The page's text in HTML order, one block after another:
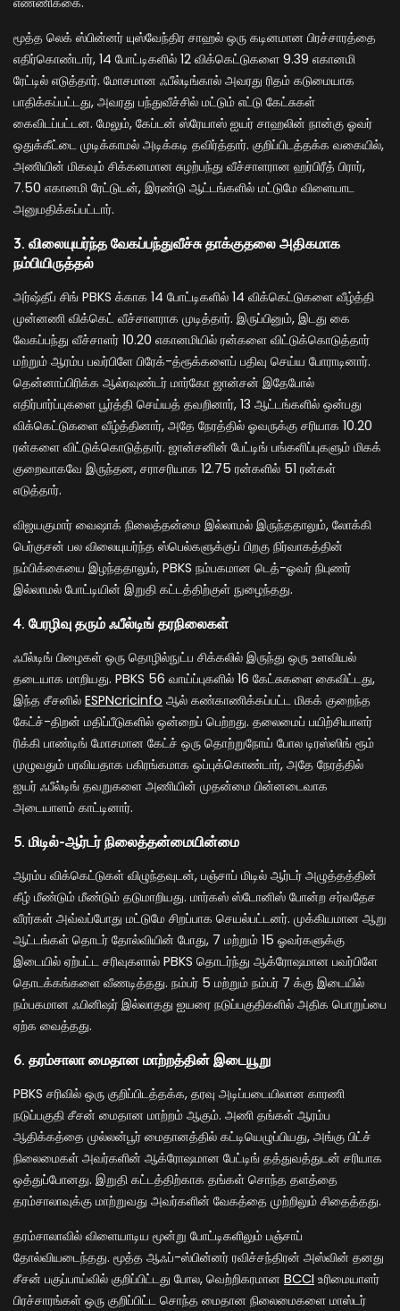
மூத்த லெக் ஸ்பின்னர் யுஸ்வேந்திர சாஹல் ஒரு கடினமான பிரச்சாரத்தை
எதிர்கொண்டார், 14 போட்டிகளில் 12 விக்கெட்டுகளை 9.39 எகானமி
ரேட்டில் எடுத்தார். மோசமான ஃபீல்டிங்கால் அவரது ரிதம் கடுமையாக
பாதிக்கப்பட்டது, அவரது பந்துவீச்சில் மட்டும் எட்டு கேட்சுகள்
கைவிடப்பட்டன. மேலும், கேப்டன் ஸ்ரேயாஸ் ஐயர் சாஹலின் நான்கு ஓவர்
ஒதுக்கீட்டை முடிக்காமல் அடிக்கடி தவிர்த்தார். குறிப்பிடத்தக்க வகையில்,
அணியின் மிகவும் சிக்கனமான சுழற்பந்து வீச்சாளரான ஹர்பிரீத் பிரார்,
7.50 எகானமி ரேட்டுடன், இரண்டு ஆட்டங்களில் மட்டுமே விளையாட
அனுமதிக்கப்பட்டார்.
3. விலையுயர்ந்த வேகப்பந்துவீச்சு தாக்குதலை அதிகமாக
நம்பியிருத்தல்
அர்ஷ்தீப் சிங் PBKS க்காக 14 போட்டிகளில் 14 விக்கெட்டுகளை வீழ்த்தி
முன்னணி விக்கெட் வீச்சாளராக முடித்தார். இருப்பினும், இடது கை
வேகப்பந்து வீச்சாளர் 10.20 எகானமியில் ரன்களை விட்டுக்கொடுத்தார்
மற்றும் ஆரம்ப பவர்பிளே பிரேக்-த்ரூக்களைப் பதிவு செய்ய போராடினார்.
தென்னாப்பிரிக்க ஆல்ரவுண்டர் மார்கோ ஜான்சன் இதேபோல்
எதிர்பார்ப்புகளை பூர்த்தி செய்யத் தவறினார், 13 ஆட்டங்களில் ஒன்பது
விக்கெட்டுகளை வீழ்த்தினார், அதே நேரத்தில் ஓவருக்கு சரியாக 10.20
ரன்களை விட்டுக்கொடுத்தார். ஜான்சனின் பேட்டிங் பங்களிப்புகளும் மிகக்
குறைவாகவே இருந்தன, சராசரியாக 12.75 ரன்களில் 51 ரன்கள்
எடுத்தார்.
விஜயகுமார் வைஷாக் நிலைத்தன்மை இல்லாமல் இருந்ததாலும், லோக்கி
பெர்குசன் பல விலையுயர்ந்த ஸ்பெல்களுக்குப் பிறகு நிர்வாகத்தின்
நம்பிக்கையை இழந்ததாலும், PBKS நம்பகமான டெத்-ஓவர் நிபுணர்
இல்லாமல் போட்டியின் இறுதி கட்டத்திற்குள் நுழைந்தது.
4. பேரழிவு தரும் ஃபீல்டிங் தரநிலைகள்
ஃபீல்டிங் பிழைகள் ஒரு தொழில்நுட்ப சிக்கலில் இருந்து ஒரு உளவியல்
தடையாக மாறியது. PBKS 56 வாய்ப்புகளில் 16 கேட்சுகளை கைவிட்டது,
இந்த சீசனில் ESPNcricinfo ஆல் கண்காணிக்கப்பட்ட மிகக் குறைந்த
கேட்ச்-திறன் மதிப்பீடுகளில் ஒன்றைப் பெற்றது. தலைமைப் பயிற்சியாளர்
ரிக்கி பாண்டிங் மோசமான கேட்ச் ஒரு தொற்றுநோய் போல டிரஸ்ஸிங் ரூம்
முழுவதும் பரவியதாக பகிரங்கமாக ஒப்புக்கொண்டார், அதே நேரத்தில்
ஐயர் ஃபீல்டிங் தவறுகளை அணியின் முதன்மை பின்னடைவாக
அடையாளம் காட்டினார்.
5. மிடில்-ஆர்டர் நிலைத்தன்மையின்மை
ஆரம்ப விக்கெட்டுகள் விழுந்தவுடன், பஞ்சாப் மிடில் ஆர்டர் அழுத்தத்தின்
கீழ் மீண்டும் மீண்டும் தடுமாறியது. மார்கஸ் ஸ்டோனிஸ் போன்ற சர்வதேச
வீரர்கள் அவ்வப்போது மட்டுமே சிறப்பாக செயல்பட்டனர். முக்கியமான ஆறு
ஆட்டங்கள் தொடர் தோல்வியின் போது, 7 மற்றும் 15 ஓவர்களுக்கு
இடையில் ஏற்பட்ட சரிவுகளால் PBKS தொடர்ந்து ஆக்ரோஷமான பவர்பிளே
தொடக்கங்களை வீணடித்தது. நம்பர் 5 மற்றும் நம்பர் 7 க்கு இடையில்
நம்பகமான ஃபினிஷர் இல்லாதது ஐயரை நடுப்பகுதிகளில் அதிக பொறுப்பை
ஏற்க வைத்தது.
6. தரம்சாலா மைதான மாற்றத்தின் இடையூறு
PBKS சரிவில் ஒரு குறிப்பிடத்தக்க, தரவு அடிப்படையிலான காரணி
நடுப்பகுதி சீசன் மைதான மாற்றம் ஆகும். அணி தங்கள் ஆரம்ப
ஆதிக்கத்தை முல்லன்பூர் மைதானத்தில் கட்டியெழுப்பியது, அங்கு பிட்ச்
நிலைமைகள் அவர்களின் ஆக்ரோஷமான பேட்டிங் தத்துவத்துடன் சரியாக
ஒத்துப்போனது. இறுதி கட்டத்திற்காக தங்கள் சொந்த தளத்தை
தரம்சாலாவுக்கு மாற்றுவது அவர்களின் வேகத்தை முற்றிலும் சிதைத்தது.
தரம்சாலாவில் விளையாடிய மூன்று போட்டிகளிலும் பஞ்சாப்
தோல்வியடைந்தது. மூத்த ஆஃப்-ஸ்பின்னர் ரவிச்சந்திரன் அஸ்வின் தனது
சீசன் பகுப்பாய்வில் குறிப்பிட்டது போல, வெற்றிகரமான BCCI உரிமையாளர்
பிரச்சாரங்கள் ஒரு குறிப்பிட்ட சொந்த மைதான நிலைமைகளை மாஸ்டர்